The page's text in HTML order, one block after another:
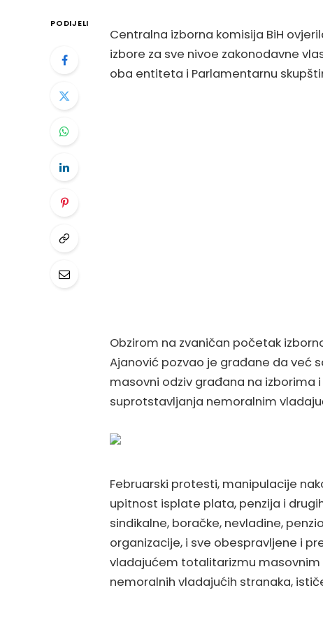
PODIJELI
Centralna izborna komisija BiH
izbore za sve nivoe zakonodavne
oba entiteta i Parlamentarnu
Obzirom na zvaničan početak
Ajanović pozvao je građane da već
masovni odziv građana na izborima
suprotstavljanja nemoralnim
Februarski protesti, manipulacije
upitnost isplate plata, penzija i
sindikalne, boračke, nevladine,
organizacije, i sve obespravljene i
vladajućem totalitarizmu masovnim
nemoralnih vladajućih stranaka,